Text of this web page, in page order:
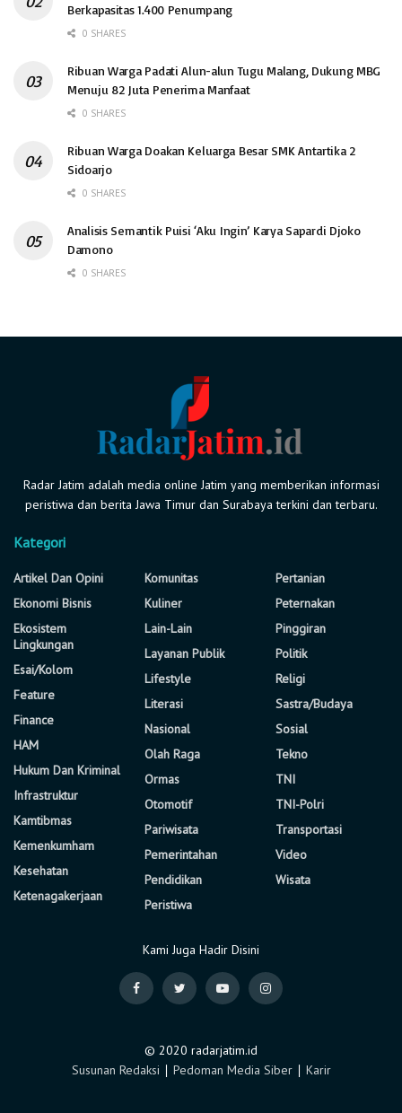
Berkapasitas 1.400 Penumpang
0 SHARES
Ribuan Warga Padati Alun-alun Tugu Malang, Dukung MBG
Menuju 82 Juta Penerima Manfaat
0 SHARES
Ribuan Warga Doakan Keluarga Besar SMK Antartika 2
Sidoarjo
0 SHARES
Analisis Semantik Puisi ‘Aku Ingin’ Karya Sapardi Djoko
Damono
0 SHARES
Radar Jatim adalah media online Jatim yang memberikan informasi
peristiwa dan berita Jawa Timur dan Surabaya terkini dan terbaru.
Kategori
Artikel Dan Opini
Ekonomi Bisnis
Ekosistem
Lingkungan
Esai/Kolom
Feature
Finance
HAM
Hukum Dan Kriminal
Infrastruktur
Kamtibmas
Kemenkumham
Kesehatan
Ketenagakerjaan
Komunitas
Kuliner
Lain-Lain
Layanan Publik
Lifestyle
Literasi
Nasional
Olah Raga
Ormas
Otomotif
Pariwisata
Pemerintahan
Pendidikan
Peristiwa
Pertanian
Peternakan
Pinggiran
Politik
Religi
Sastra/Budaya
Sosial
Tekno
TNI
TNI-Polri
Transportasi
Video
Wisata
Kami Juga Hadir Disini
© 2020 radarjatim.id
Susunan Redaksi ∣ Pedoman Media Siber∣ Karir